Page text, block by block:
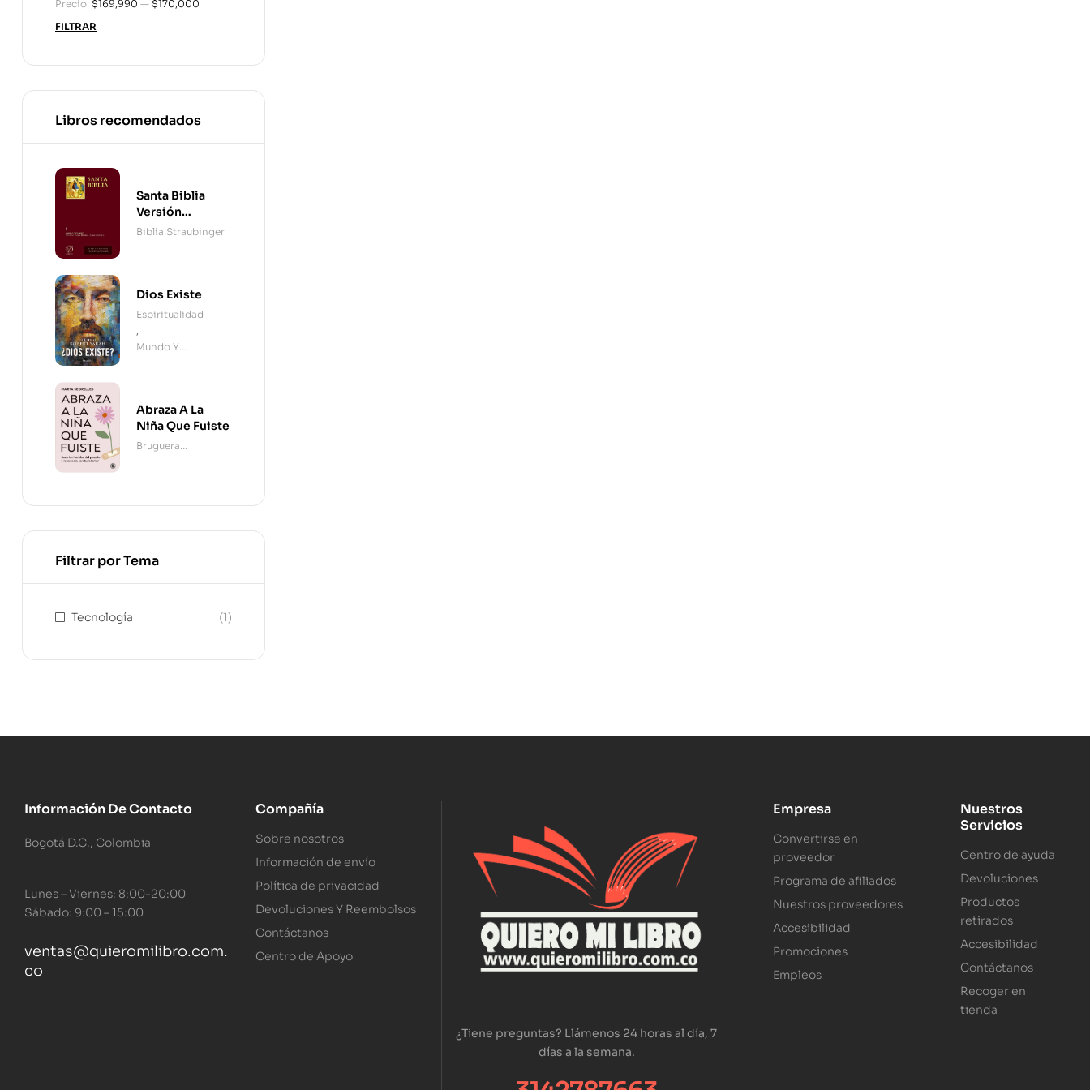
FILTRAR
Precio: $169,990 — $170,000
Libros recomendados
Santa Biblia
Versión
Straubinger - 2
Biblia Straubinger
Dios Existe
Espiritualidad
,
Mundo Y
Abraza A La
Niña Que Fuiste
Bruguera
Filtrar por Tema
Tecnología (1)
Información De Contacto
Bogotá D.C., Colombia
Lunes – Viernes: 8:00-20:00
Sábado: 9:00 – 15:00
ventas@quieromilibro.com.
co
Compañía
Sobre nosotros
Información de envío
Política de privacidad
Devoluciones Y Reembolsos
Contáctanos
Centro de Apoyo
¿Tiene preguntas? Llámenos 24 horas al día, 7
días a la semana.
Empresa
Convertirse en
proveedor
Programa de afiliados
Nuestros proveedores
Accesibilidad
Promociones
Empleos
Nuestros
Servicios
Centro de ayuda
Devoluciones
Productos
retirados
Accesibilidad
Contáctanos
Recoger en
tienda